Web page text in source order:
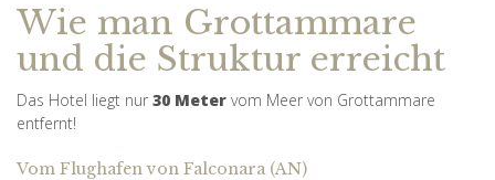
Wie man Grottammare
und die Struktur erreicht
Das Hotel liegt nur 30 Meter vom Meer von Grottammare
entfernt!
Vom Flughafen von Falconara (AN)